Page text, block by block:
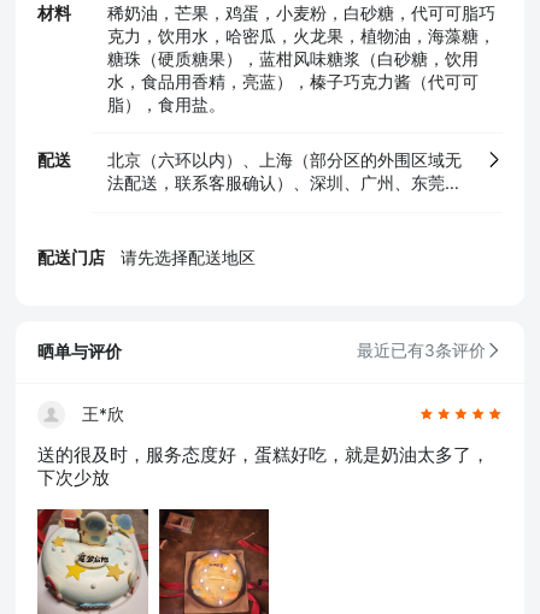
材料
稀奶油，芒果，鸡蛋，小麦粉，白砂糖，代可可脂巧
克力，饮用水，哈密瓜，火龙果，植物油，海藻糖，
糖珠（硬质糖果），蓝柑风味糖浆（白砂糖，饮用
水，食品用香精，亮蓝），榛子巧克力酱（代可可
脂），食用盐。
配送
北京（六环以内）、上海（部分区的外围区域无
法配送，联系客服确认）、深圳、广州、东莞、
南昌、福州、厦门、海口、沈阳、长春、昆明、
配送门店 请先选择配送地区
晒单与评价 最近已有3条评价
王*欣
送的很及时，服务态度好，蛋糕好吃，就是奶油太多了，
下次少放